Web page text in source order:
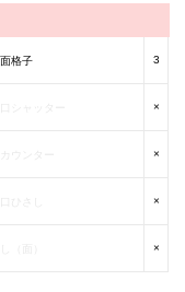
格子 3
×
×
×
×